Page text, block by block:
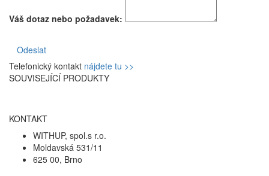
Váš dotaz nebo požadavek:
Odeslat
Telefonický kontakt nájdete tu >>
SOUVISEJÍCÍ PRODUKTY
KONTAKT
WITHUP, spol.s r.o.
Moldavská 531/11
625 00, Brno